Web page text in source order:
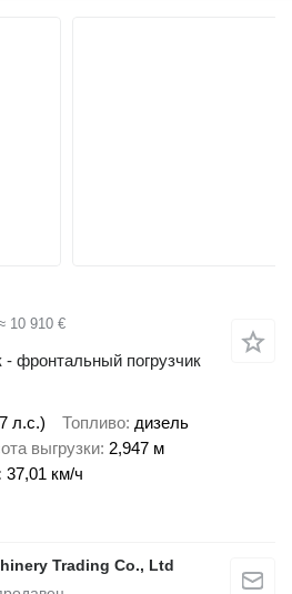
10 910 €
- фронтальный погрузчик
л.с.) Топливо дизель
выгрузки 2,947 м
37,01 км/ч
Trading Co., Ltd